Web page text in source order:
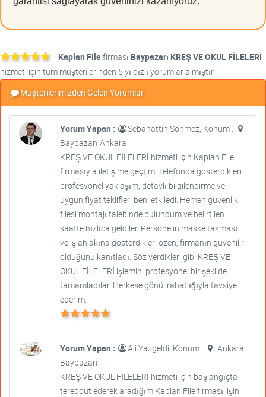
Kaplan Filefirması Baypazarı KREŞ VE OKUL FİLELERİ
hizmeti için tüm müşterilerinden 5 yıldızlı yorumlar almıştır.
Müşterilerimizden Gelen Yorumlar
Yorum Yapan :
Sebahattin Sönmez, Konum :
Baypazarı Ankara
KREŞ VE OKUL FİLELERİ hizmeti için Kaplan File
firmasıyla iletişime geçtim. Telefonda gösterdikleri
profesyonel yaklaşım, detaylı bilgilendirme ve
uygun fiyat teklifleri beni etkiledi. Hemen güvenlik
filesi montajı talebinde bulundum ve belirtilen
saatte hızlıca geldiler. Personelin maske takması
ve iş ahlakına gösterdikleri özen, firmanın güvenilir
olduğunu kanıtladı. Söz verdikleri gibi KREŞ VE
OKUL FİLELERİ işlemini profesyonel bir şekilde
tamamladılar. Herkese gönül rahatlığıyla tavsiye
ederim.
Yorum Yapan : Ali Yazgeldi, Konum :
Ankara
Baypazarı
KREŞ VE OKUL FİLELERİ hizmeti için başlangıçta
tereddüt ederek aradığım Kaplan File firması, işini